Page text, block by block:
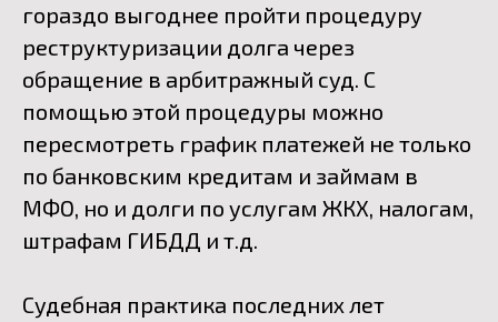
гораздо выгоднее пройти процедуру
реструктуризации долга через
обращение в арбитражный суд. С
помощью этой процедуры можно
пересмотреть график платежей не только
по банковским кредитам и займам в
МФО, но и долги по услугам ЖКХ, налогам,
штрафам ГИБДД и т.д.
Судебная практика последних лет